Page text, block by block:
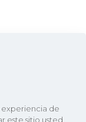
de
experiencia de
este sitio usted